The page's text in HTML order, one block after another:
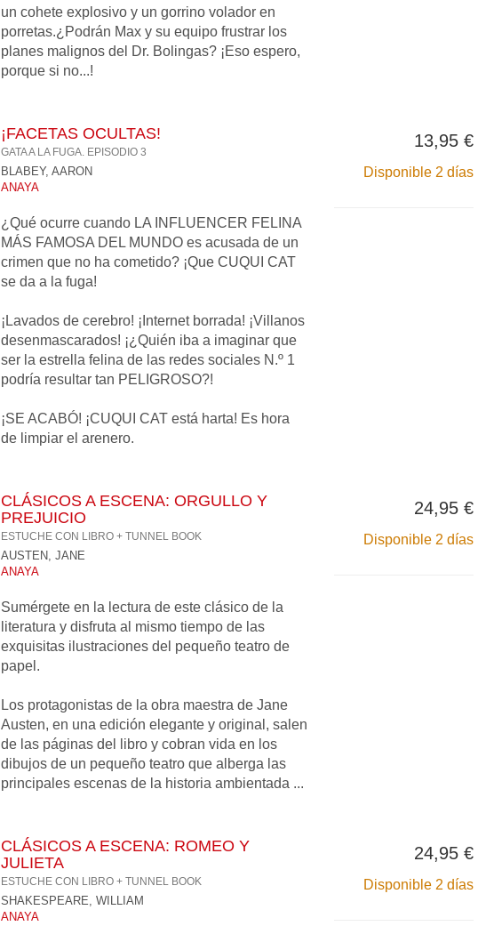
un cohete explosivo y un gorrino volador en
porretas.¿Podrán Max y su equipo frustrar los
planes malignos del Dr. Bolingas? ¡Eso espero,
porque si no...!
¡FACETAS OCULTAS!
GATA A LA FUGA. EPISODIO 3
BLABEY, AARON
ANAYA
¿Qué ocurre cuando LA INFLUENCER FELINA
MÁS FAMOSA DEL MUNDO es acusada de un
crimen que no ha cometido? ¡Que CUQUI CAT
se da a la fuga!
¡Lavados de cerebro! ¡Internet borrada! ¡Villanos
desenmascarados! ¡¿Quién iba a imaginar que
ser la estrella felina de las redes sociales N.º 1
podría resultar tan PELIGROSO?!
¡SE ACABÓ! ¡CUQUI CAT está harta! Es hora
de limpiar el arenero.
13,95 €
Disponible 2 días
CLÁSICOS A ESCENA: ORGULLO Y
PREJUICIO
ESTUCHE CON LIBRO + TUNNEL BOOK
AUSTEN, JANE
ANAYA
Sumérgete en la lectura de este clásico de la
literatura y disfruta al mismo tiempo de las
exquisitas ilustraciones del pequeño teatro de
papel.
Los protagonistas de la obra maestra de Jane
Austen, en una edición elegante y original, salen
de las páginas del libro y cobran vida en los
dibujos de un pequeño teatro que alberga las
principales escenas de la historia ambientada ...
24,95 €
Disponible 2 días
CLÁSICOS A ESCENA: ROMEO Y
JULIETA
ESTUCHE CON LIBRO + TUNNEL BOOK
SHAKESPEARE, WILLIAM
ANAYA
24,95 €
Disponible 2 días